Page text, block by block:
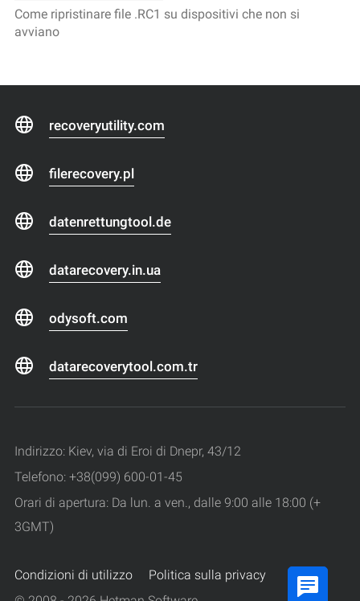
Come ripristinare file .RC1 su dispositivi che non si
avviano
recoveryutility.com
filerecovery.pl
datenrettungtool.de
datarecovery.in.ua
odysoft.com
datarecoverytool.com.tr
Indirizzo: Kiev, via di Eroi di Dnepr, 43/12
Telefono: +38(099) 600-01-45
Orari di apertura: Da lun. a ven., dalle 9:00 alle 18:00 (+
3GMT)
Condizioni di utilizzo
Politica sulla privacy